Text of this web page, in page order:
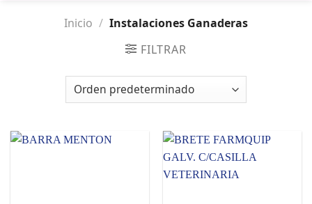
Inicio / Instalaciones Ganaderas
FILTRAR